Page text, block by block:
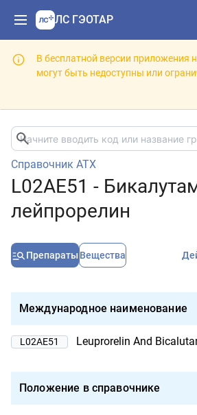
ЛС ГЭОТАР
В бесплатной версии приложения
могут быть недоступны или
Справочник АТХ
L02AE51 -
лейпрорелин
Препараты Вещества
Международное наименование
L02AE51 Leuprorelin And
Положение в справочнике